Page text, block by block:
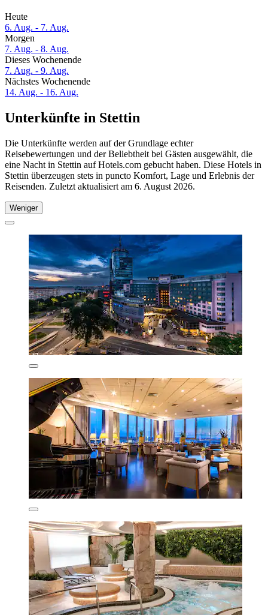
Heute
6. Aug. - 7. Aug.
Morgen
7. Aug. - 8. Aug.
Dieses Wochenende
7. Aug. - 9. Aug.
Nächstes Wochenende
14. Aug. - 16. Aug.
Unterkünfte in Stettin
Die Unterkünfte werden auf der Grundlage echter
Reisebewertungen und der Beliebtheit bei Gästen ausgewählt, die
eine Nacht in Stettin auf Hotels.com gebucht haben. Diese Hotels in
Stettin überzeugen stets in puncto Komfort, Lage und Erlebnis der
Reisenden. Zuletzt aktualisiert am 6. August 2026.
Weniger